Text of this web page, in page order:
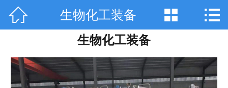
网站首页
关于天工
产品中心
 生物化工装备  
生物化工装备